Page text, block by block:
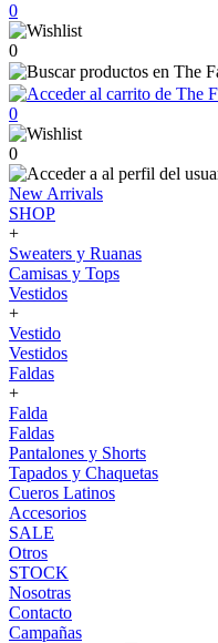
0
0
0
0
New Arrivals
SHOP
+
Sweaters y Ruanas
Camisas y Tops
Vestidos
+
Vestido
Vestidos
Faldas
+
Falda
Faldas
Pantalones y Shorts
Tapados y Chaquetas
Cueros Latinos
Accesorios
SALE
Otros
STOCK
Nosotras
Contacto
Campañas